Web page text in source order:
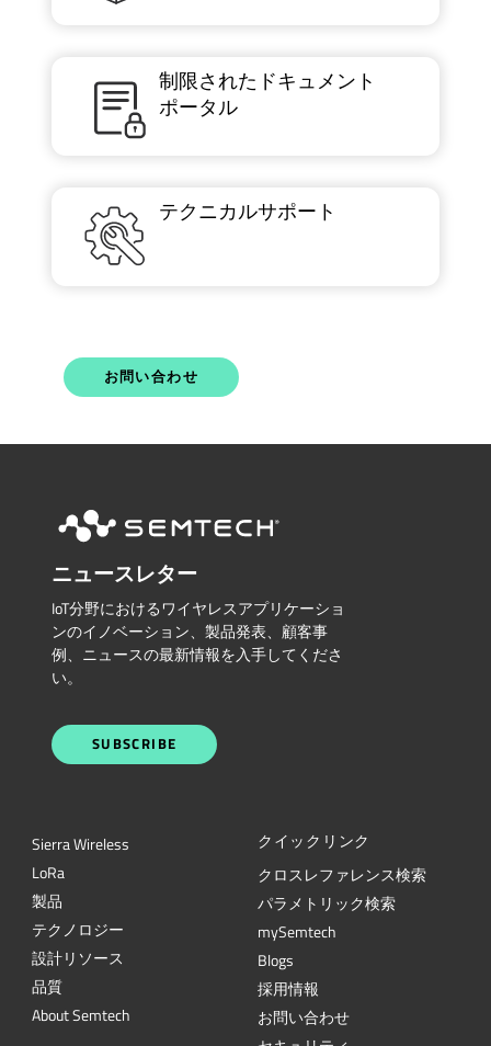
制限されたドキュメント
ポータル
テクニカルサポート
お問い合わせ
ニュースレター
IoT分野におけるワイヤレスアプリケーショ
ンのイノベーション、製品発表、顧客事
例、ニュースの最新情報を入手してくださ
い。
SUBSCRIBE
Sierra Wireless
LoRa
製品
テクノロジー
設計リソース
品質
About Semtech
クイックリンク
クロスレファレンス検索
パラメトリック検索
mySemtech
Blogs
採用情報
お問い合わせ